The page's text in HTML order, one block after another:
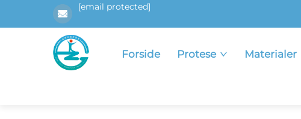
[email protected]
Forside Protese Materialer